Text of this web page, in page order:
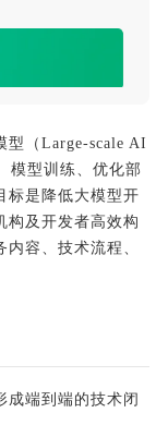
型（Large-scale AI
模型训练、优化部
标是降低大模型开
构及开发者高效构
容、技术流程、
成端到端的技术闭